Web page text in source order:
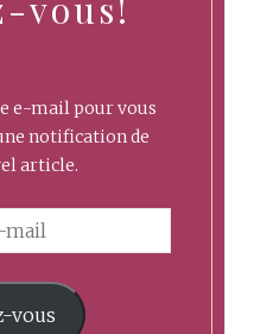
vous!
e-mail pour vous
notification de
article.
vous